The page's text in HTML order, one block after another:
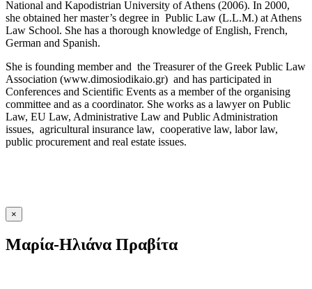
National and Kapodistrian University of Athens (2006). In 2000,
she obtained her master’s degree in Public Law (L.L.M.) at Athens
Law School. She has a thorough knowledge of English, French,
German and Spanish.
She is founding member and the Treasurer of the Greek Public Law
Association (www.dimosiodikaio.gr) and has participated in
Conferences and Scientific Events as a member of the organising
committee and as a coordinator. She works as a lawyer on Public
Law, EU Law, Administrative Law and Public Administration
issues, agricultural insurance law, cooperative law, labor law,
public procurement and real estate issues.
×
Μαρία-Ηλιάνα Πραβίτα